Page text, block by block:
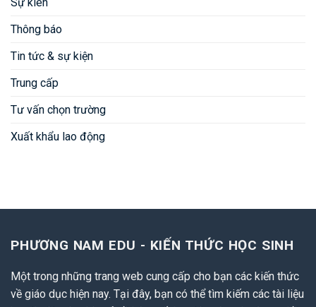
Thông báo
Tin tức & sự kiện
Trung cấp
Tư vấn chọn trường
Xuất khẩu lao động
PHƯƠNG NAM EDU - KIẾN THỨC HỌC SINH
Một trong những trang web cung cấp cho bạn các kiến thức
về giáo dục hiện nay. Tại đây, bạn có thể tìm kiếm các tài liệu